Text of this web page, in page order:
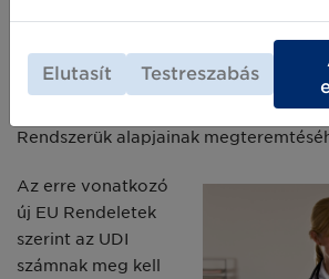
kibocsájtó szervezetként működik,
törvényalkotó szervek is tervezik a
alkalmazásának engedélyezését a
Rendszerük alapjainak
Az erre vonatkozó
új EU Rendeletek
szerint az UDI
számnak meg kell
Elutasít Testreszabás